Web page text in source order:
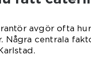
avgör ofta
Några centrala